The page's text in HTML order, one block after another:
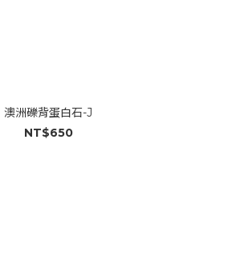
澳洲礫背蛋白石-J
NT$650